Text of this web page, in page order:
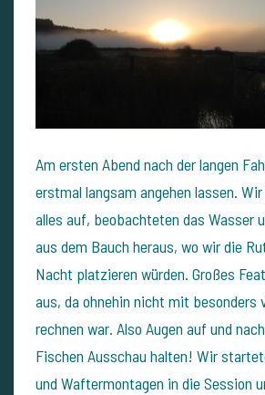
Am ersten Abend nach der langen
erstmal langsam angehen lassen.
alles auf, beobachteten das Wasser
aus dem Bauch heraus, wo wir die
Nacht platzieren würden. Großes
aus, da ohnehin nicht mit besonders
rechnen war. Also Augen auf und
Fischen Ausschau halten! Wir
und Waftermontagen in die Session